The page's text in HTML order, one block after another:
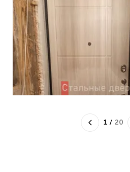
1 / 20